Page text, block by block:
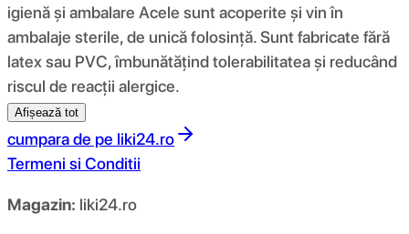
igienă și ambalare Acele sunt acoperite și vin în
ambalaje sterile, de unică folosință. Sunt fabricate fără
latex sau PVC, îmbunătățind tolerabilitatea și reducând
riscul de reacții alergice.
Afișează tot
cumpara de pe liki24.ro
Termeni si Conditii
Magazin: liki24.ro